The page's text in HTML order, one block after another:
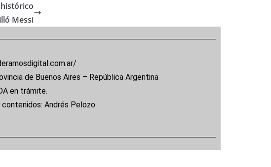
Messi
de Buenos Aires – República Argentina
en trámite.
Andrés Pelozo